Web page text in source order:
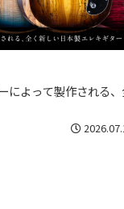
によって製作される